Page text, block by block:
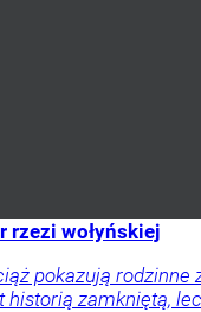
rzezi wołyńskiej
pokazują
zamkniętą,